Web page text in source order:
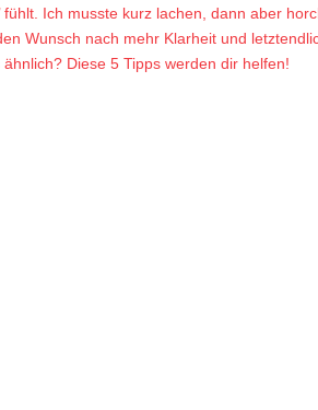
fühlt. Ich musste kurz lachen, dann aber
Wunsch nach mehr Klarheit und
ähnlich? Diese 5 Tipps werden dir helfen!